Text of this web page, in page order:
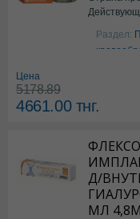
Аргинин
Раздел:
Цена
5178.89
4661.00тнг.
Д/
МЛ